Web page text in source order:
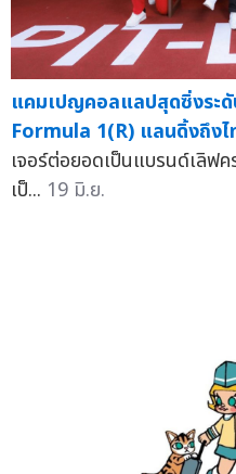
แคมเปญคอลแลปสุดซิ่งระ
Formula 1(R) แลนดิ้งถึง
เจอร์ต่อยอดเป็นแบรนด์เลิฟ
เป็... 19 มิ.ย.